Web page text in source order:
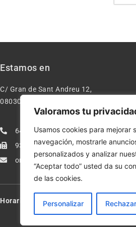
Valoramos tu
Usamos cookies para mejorar
navegación, mostrarle
personalizados y analizar
“Aceptar todo” usted da su
de las cookies.
Personalizar
Estamos en
C/ Gran de Sant Andreu 12,
08030 – Barcelona España
640277962
933113005
orientexpressmodelismo@gmail.com
Horario: Lun-Vie de 10:00-13:30 y